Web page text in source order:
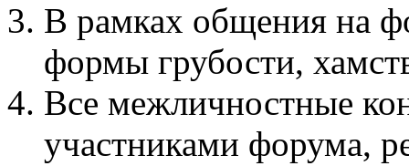
В рамках общения на
формы грубости,
Все межличностные
участниками форума,